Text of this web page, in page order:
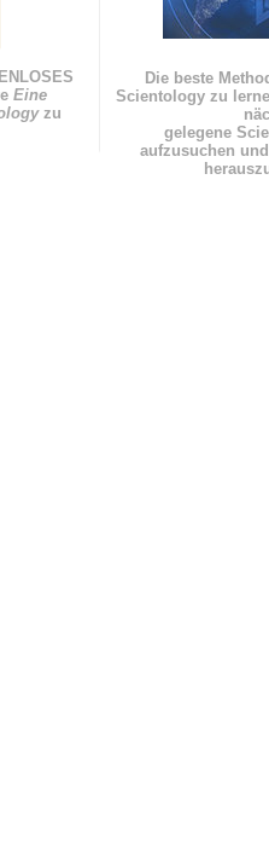
Eine
zu
Die beste
Scientology zu
gelegene
aufzusuchen